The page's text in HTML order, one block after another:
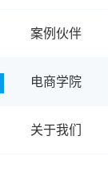
案例伙伴
电商学院
关于我们